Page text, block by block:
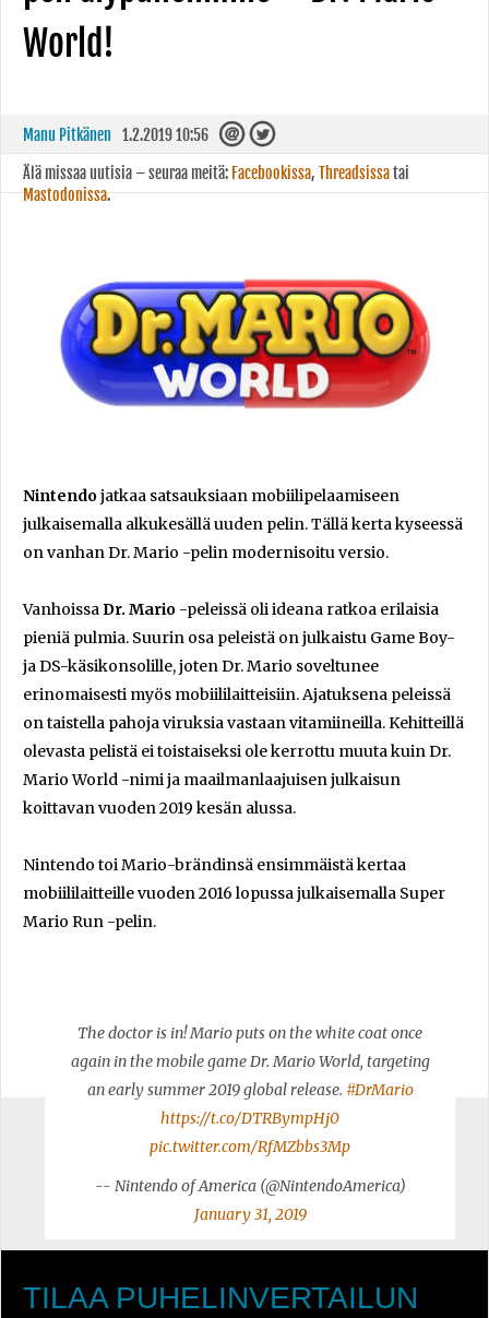
World!
Manu Pitkänen 1.2.2019 10:56
Älä missaa uutisia – seuraa meitä: Facebookissa, Threadsissatai
Mastodonissa.
Nintendojatkaa satsauksiaan mobiilipelaamiseen
julkaisemalla alkukesällä uuden pelin. Tällä kerta kyseessä
on vanhan Dr. Mario -pelin modernisoitu versio.
VanhoissaDr. Mario -peleissä oli ideana ratkoa erilaisia
pieniä pulmia. Suurin osa peleistä on julkaistu Game Boy-
ja DS-käsikonsolille, joten Dr. Mario soveltunee
erinomaisesti myös mobiililaitteisiin. Ajatuksena peleissä
on taistella pahoja viruksia vastaan vitamiineilla. Kehitteillä
olevasta pelistä ei toistaiseksi ole kerrottu muuta kuin Dr.
Mario World -nimi ja maailmanlaajuisen julkaisun
koittavan vuoden 2019 kesän alussa.
Nintendo toi Mario-brändinsä ensimmäistä kertaa
mobiililaitteille vuoden 2016 lopussa julkaisemalla Super
Mario Run -pelin.
The doctor is in! Mario puts on the white coat once
again in the mobile game Dr. Mario World, targeting
an early summer 2019 global release. #DrMario
https://t.co/DTRBympHj0
pic.twitter.com/RfMZbbs3Mp
-- Nintendo of America (@NintendoAmerica)
January 31, 2019
TILAA PUHELINVERTAILUN